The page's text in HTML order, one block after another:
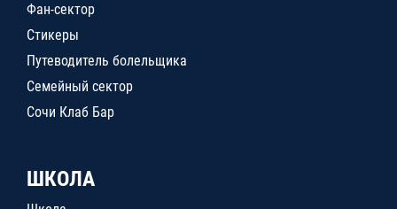
Фан-сектор
Стикеры
Путеводитель болельщика
Семейный сектор
Сочи Клаб Бар
ШКОЛА